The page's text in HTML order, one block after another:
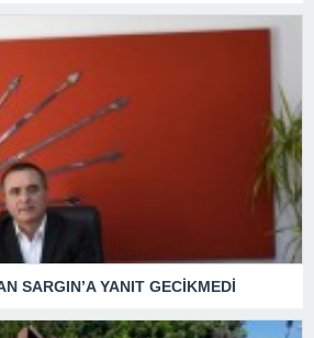
SARGIN’A YANIT GECİKMEDİ